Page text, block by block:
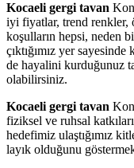
Kocaeli gergi tavan
iyi fiyatlar, trend renkler,
koşulların hepsi, neden
çıktığımız yer
de hayalini kurduğunuz
olabilirsiniz.
Kocaeli gergi tavan
fiziksel ve ruhsal
hedefimiz ulaştığımız
layık olduğunu